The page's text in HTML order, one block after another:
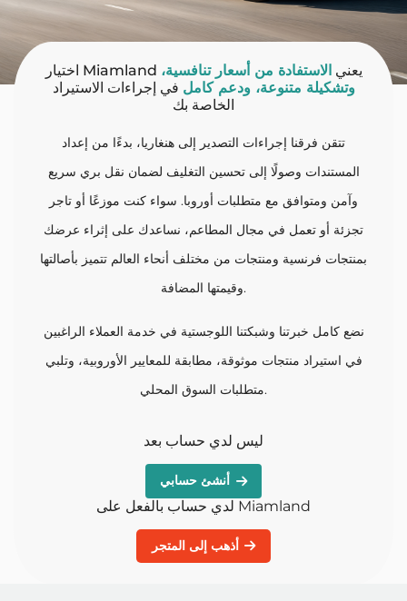
اختيار Miamland يعنيالاستفادة من أسعار تنافسية،
وتشكيلة متنوعة، ودعم كامل في إجراءات الاستيراد
الخاصة بك
تتقن فرقنا إجراءات التصدير إلى هنغاريا، بدءًا من إعداد
المستندات وصولًا إلى تحسين التغليف لضمان نقل بري سريع
وآمن ومتوافق مع متطلبات أوروبا. سواء كنت موزعًا أو تاجر
تجزئة أو تعمل في مجال المطاعم، نساعدك على إثراء عرضك
بمنتجات فرنسية ومنتجات من مختلف أنحاء العالم تتميز بأصالتها
وقيمتها المضافة.
نضع كامل خبرتنا وشبكتنا اللوجستية في خدمة العملاء الراغبين
في استيراد منتجات موثوقة، مطابقة للمعايير الأوروبية، وتلبي
متطلبات السوق المحلي.
ليس لدي حساب بعد
أنشئ حسابي
لدي حساب بالفعل على Miamland
أذهب إلى المتجر